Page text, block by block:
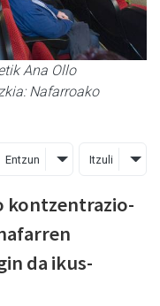
Ana Ollo
Nafarroako
Entzun Itzuli
kontzentrazio-
da ikus-